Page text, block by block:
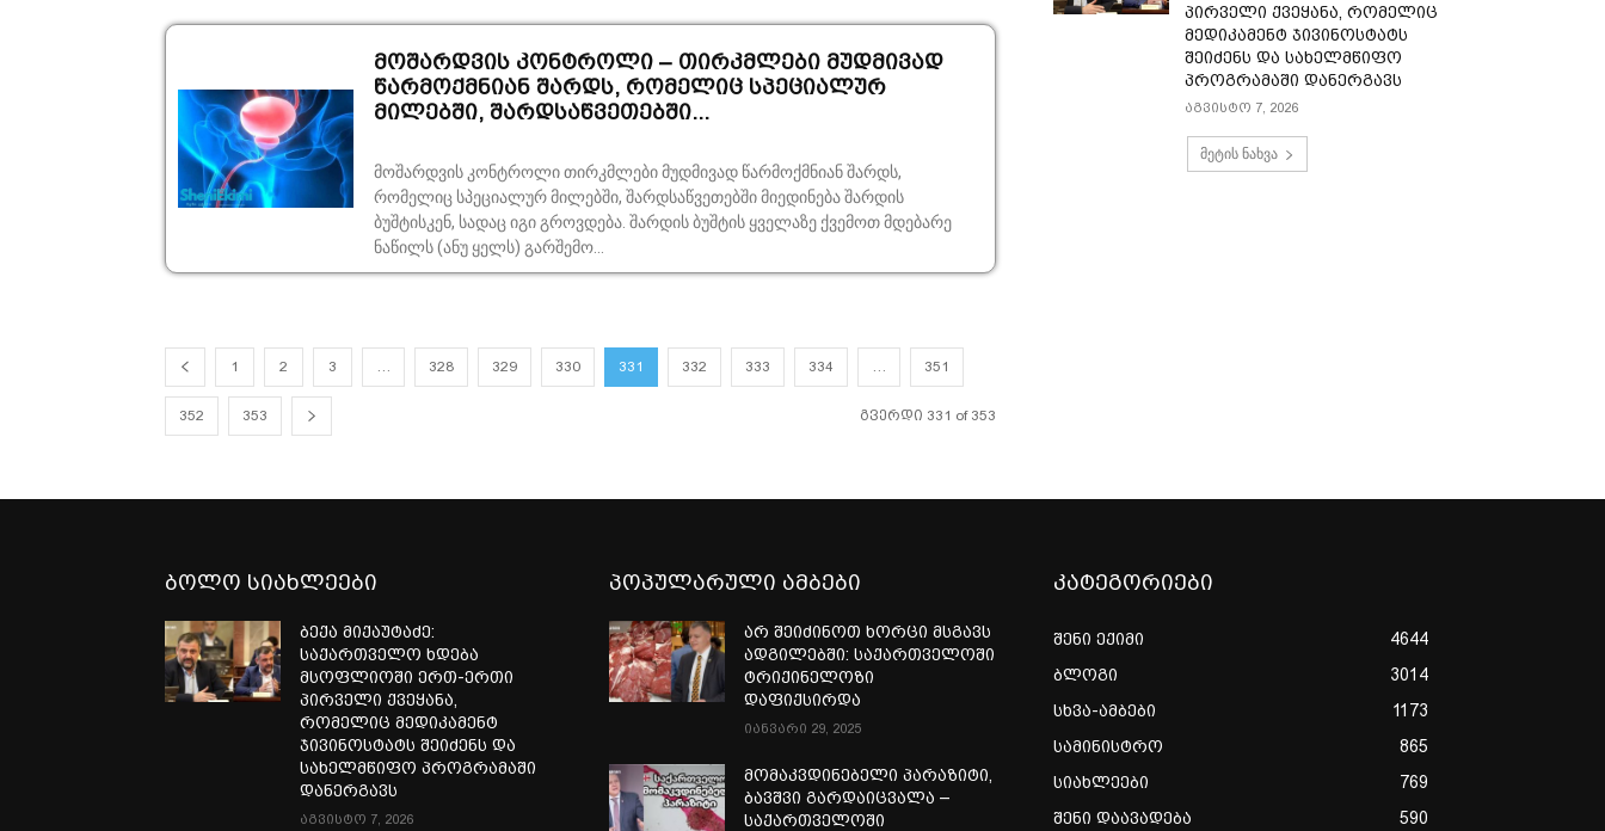
მოშარდვის კონტროლი – თირკმლები მუდმივად
წარმოქმნიან შარდს, რომელიც სპეციალურ
მილებში, შარდსაწვეთებში...
მოშარდვის კონტროლი თირკმლები მუდმივად წარმოქმნიან შარდს,
რომელიც სპეციალურ მილებში, შარდსაწვეთებში მიედინება შარდის
ბუშტისკენ, სადაც იგი გროვდება. შარდის ბუშტის ყველაზე ქვემოთ მდებარე
ნაწილს (ანუ ყელს) გარშემო...
1 2 3 328 329 330 331 332 333 334 351
352 353 გვერდი 331 of 353
პირველი ქვეყანა, რომელიც
მედიკამენტ ჯივინოსტატს
შეიძენს და სახელმწიფო
პროგრამაში დანერგავს
აგვისტო 7, 2026
მეტის ნახვა
ბოლო სიახლეები
ბექა მიქაუტაძე:
საქართველო ხდება
მსოფლიოში ერთ-ერთი
პირველი ქვეყანა,
რომელიც მედიკამენტ
ჯივინოსტატს შეიძენს და
სახელმწიფო პროგრამაში
დანერგავს
აგვისტო 7, 2026
პოპულარული ამბები
არ შეიძინოთ ხორცი მსგავს
ადგილებში: საქართველოში
ტრიქინელოზი
დაფიქსირდა
იანვარი 29, 2025
მომაკვდინებელი პარაზიტი,
ბავშვი გარდაიცვალა –
საქართველოში
კატეგორიები
შენი ექიმი
4644
ბლოგი
3014
სხვა-ამბები
1173
სამინისტრო
865
სიახლეები
769
შენი დაავადება
590